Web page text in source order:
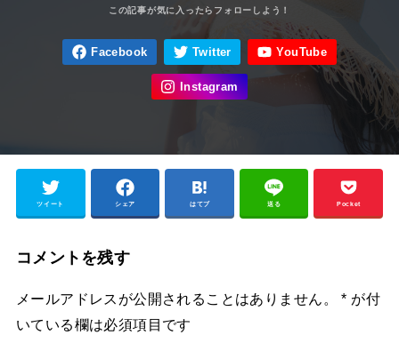
ツイート シェア はてブ 送る Pocket
コメントを残す
メールアドレスが公開されることはありません。 * が付
いている欄は必須項目です